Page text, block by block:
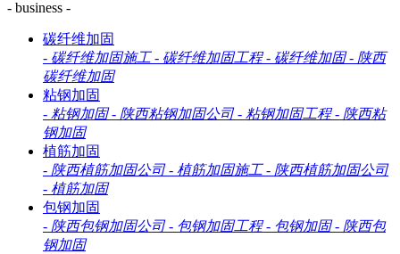
- business -
碳纤维加固
- 碳纤维加固施工 - 碳纤维加固工程 - 碳纤维加固 - 陕西
碳纤维加固
粘钢加固
- 粘钢加固 - 陕西粘钢加固公司 - 粘钢加固工程 - 陕西粘
钢加固
植筋加固
- 陕西植筋加固公司 - 植筋加固施工 - 陕西植筋加固公司
- 植筋加固
包钢加固
- 陕西包钢加固公司 - 包钢加固工程 - 包钢加固 - 陕西包
钢加固